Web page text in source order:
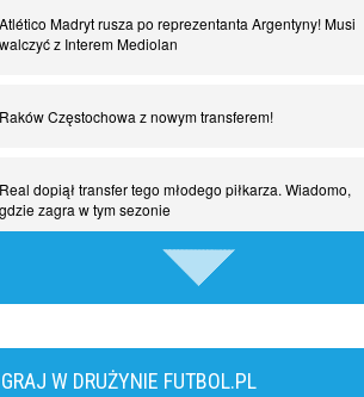
Chłopak z pizzerii. Kim był zmarły Mino Raiola?
przeklętą drużynę?
Puyol i Piqué. Piłkarskie duety, za którymi tęsknimy.
Część III
Finansowa rewolucja na San Siro. Czy powstanie nowa
potęga?
Misja “USA” Czesława Michniewicza, czyli happy Easter
Atlético Madryt rusza po reprezentanta Argentyny! Musi
walczyć z Interem Mediolan
Raków Częstochowa z nowym transferem!
Real dopiął transfer tego młodego piłkarza. Wiadomo,
gdzie zagra w tym sezonie
Media: Napastnik już odsunięty od drużyny. Ma trafić do
Legii Warszawa
Romelu Lukaku odchodzi z Napoli?! Belg nie pojawił się
GRAJ W DRUŻYNIE FUTBOL.PL